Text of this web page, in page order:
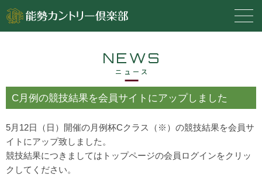
NEWS
ニュース
C月例の競技結果を会員サイトにアップしました
5月12日（日）開催の月例杯Cクラス（※）の競技結果を会員サ
イトにアップ致しました。
競技結果につきましてはトップページの会員ログインをクリッ
クしてください。